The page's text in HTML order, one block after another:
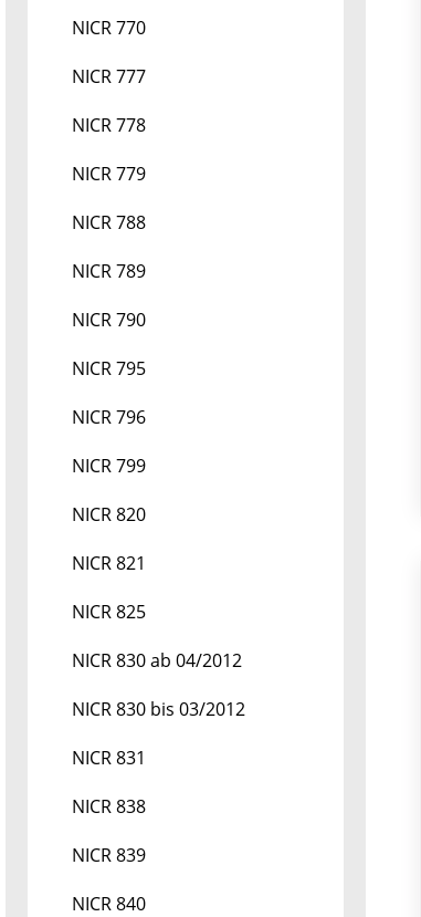
NICR 770
NICR 777
NICR 778
NICR 779
NICR 788
NICR 789
NICR 790
NICR 795
NICR 796
NICR 799
NICR 820
NICR 821
NICR 825
NICR 830 ab 04/2012
NICR 830 bis 03/2012
NICR 831
NICR 838
NICR 839
NICR 840